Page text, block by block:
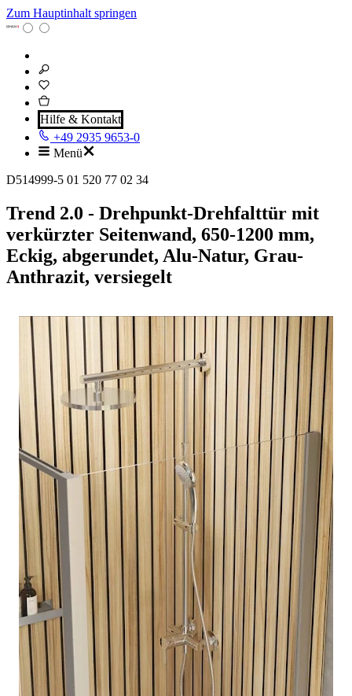
Zum Hauptinhalt springen
Hilfe & Kontakt
+49 2935 9653-0
Menü
D514999-5 01 520 77 02 34
Trend 2.0 - Drehpunkt-Drehfalttür mit
verkürzter Seitenwand, 650-1200 mm,
Eckig, abgerundet, Alu-Natur, Grau-
Anthrazit, versiegelt